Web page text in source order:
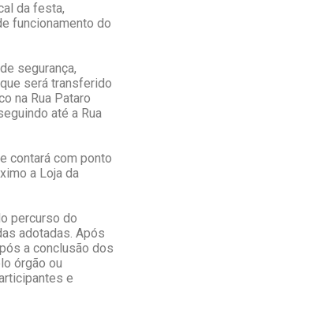
da festa,
funcionamento do
segurança,
será transferido
na Rua Pataro
até a Rua
contará com ponto
a Loja da
percurso do
adotadas. Após
a conclusão dos
órgão ou
e